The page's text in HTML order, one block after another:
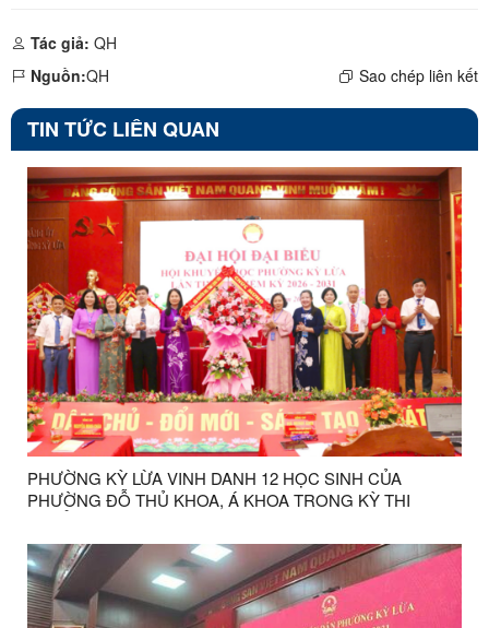
Tác giả: QH
Nguồn:QH Sao chép liên kết
TIN TỨC LIÊN QUAN
PHƯỜNG KỲ LỪA VINH DANH 12 HỌC SINH CỦA
PHƯỜNG ĐỖ THỦ KHOA, Á KHOA TRONG KỲ THI
HỌC 2026 – 2027